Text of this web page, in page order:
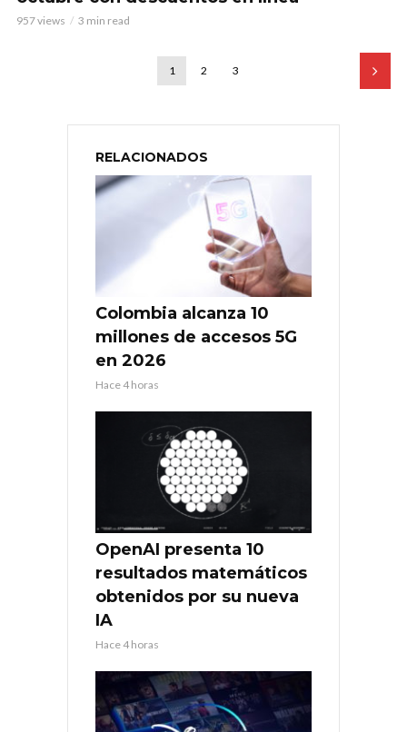
957 views 3 min read
1 2 3
RELACIONADOS
Colombia alcanza 10
millones de accesos 5G
en 2026
Hace 4 horas
OpenAI presenta 10
resultados matemáticos
obtenidos por su nueva
IA
Hace 4 horas